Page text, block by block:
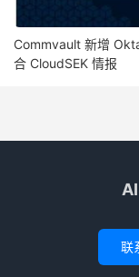
Commvault 新增
合 CloudSEK 情报
联